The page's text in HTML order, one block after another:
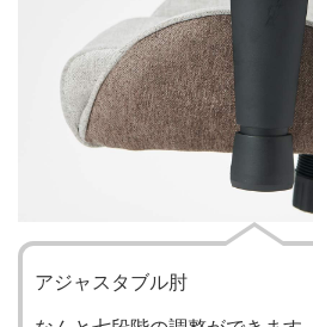
アジャスタブル肘